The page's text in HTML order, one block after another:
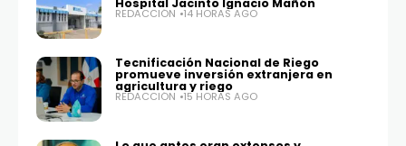
Hospital Jacinto Ignacio Mañón
REDACCIÓN 14 HORAS AGO
Tecnificación Nacional de Riego
promueve inversión extranjera en
agricultura y riego
REDACCIÓN 15 HORAS AGO